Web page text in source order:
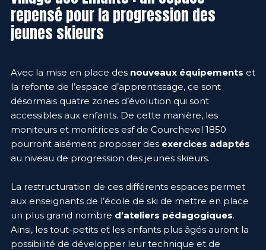
repensé pour la progression des
jeunes skieurs
Avec la mise en place des nouveaux équipements et
la refonte de l’espace d’apprentissage, ce sont
désormais quatre zones d’évolution qui sont
accessibles aux enfants. De cette manière, les
moniteurs et monitrices esf de Courchevel 1850
pourront aisément proposer des exercices adaptés
au niveau de progression des jeunes skieurs.
La restructuration de ces différents espaces permet
aux enseignants de l’école de ski de mettre en place
un plus grand nombre d’ateliers pédagogiques.
Ainsi, les tout-petits et les enfants plus âgés auront la
possibilité de développer leur technique et de